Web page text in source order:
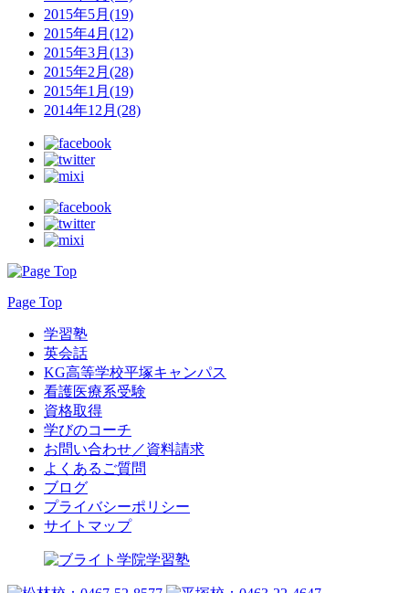
2015年5月(19)
2015年4月(12)
2015年3月(13)
2015年2月(28)
2015年1月(19)
2014年12月(28)
Page Top
学習塾
英会話
KG高等学校平塚キャンパス
看護医療系受験
資格取得
学びのコーチ
お問い合わせ／資料請求
よくあるご質問
ブログ
プライバシーポリシー
サイトマップ